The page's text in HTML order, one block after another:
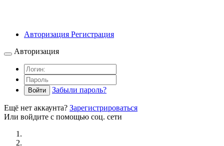
Авторизация Регистрация
Авторизация
Войти Забыли пароль?
Ещё нет аккаунта? Зарегистрироваться
Или войдите с помощью соц. сети